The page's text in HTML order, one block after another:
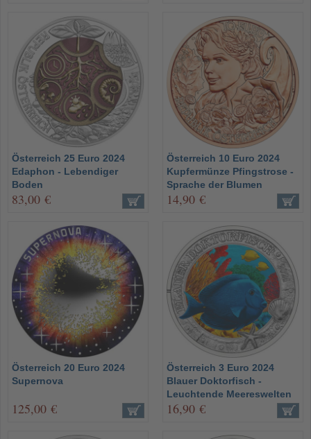
Österreich 25 Euro 2024
Edaphon - Lebendiger
Boden
83,00 €
Österreich 10 Euro 2024
Kupfermünze Pfingstrose -
Sprache der Blumen
14,90 €
Österreich 20 Euro 2024
Supernova
125,00 €
Österreich 3 Euro 2024
Blauer Doktorfisch -
Leuchtende Meereswelten
16,90 €